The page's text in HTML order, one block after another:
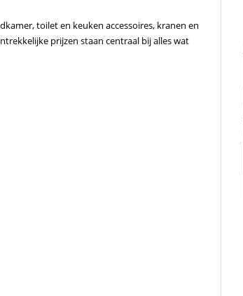
toilet en keuken accessoires, kranen en
prijzen staan centraal bij alles wat